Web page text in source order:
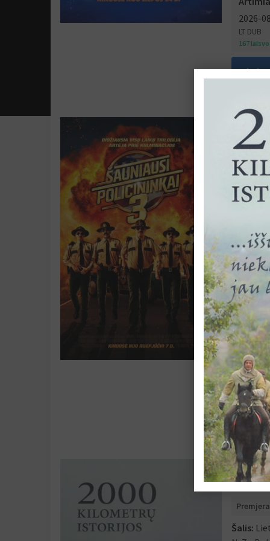
2026-
LT DUB
167
Super
N-16
Nat
Simone,
Kevin
Erik
N-16
Mistinis
2026-
EN
167
2000
2000
Šalis: